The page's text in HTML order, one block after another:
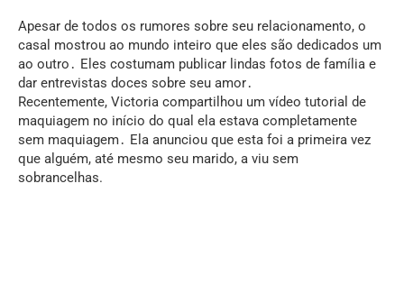
Apesar de todos os rumores sobre seu relacionamento, o
casal mostrou ao mundo inteiro que eles são dedicados um
ao outro․ Eles costumam publicar lindas fotos de família e
dar entrevistas doces sobre seu amor․
Recentemente, Victoria compartilhou um vídeo tutorial de
maquiagem no início do qual ela estava completamente
sem maquiagem․ Ela anunciou que esta foi a primeira vez
que alguém, até mesmo seu marido, a viu sem
sobrancelhas.